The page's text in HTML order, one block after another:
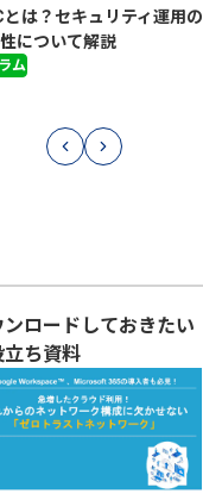
は？セキュリティ運用の
について解説
ム
ンロードしておきたい
立ち資料